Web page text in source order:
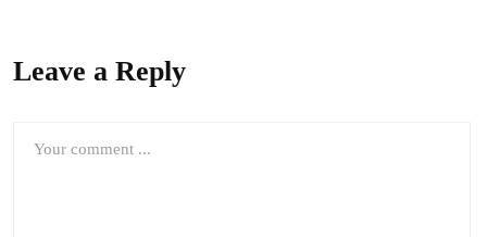
Leave a Reply